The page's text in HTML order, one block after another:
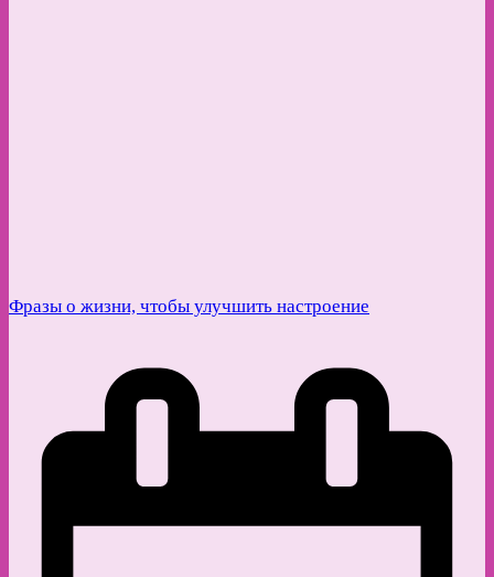
Фразы о жизни, чтобы улучшить настроение